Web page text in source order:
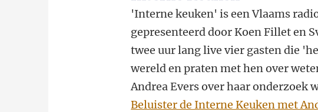
'Interne keuken' is een Vlaams
gepresenteerd door Koen Fillet en
twee uur lang live vier gasten die
wereld en praten met hen over
Andrea Evers over haar onderzoek
Beluister de Interne Keuken met